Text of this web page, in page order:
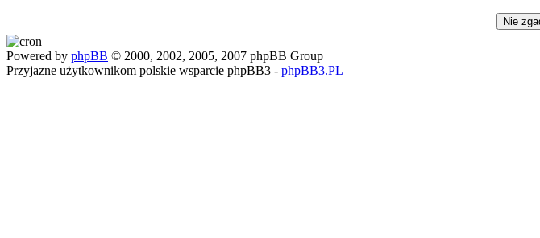
Powered by phpBB © 2000, 2002, 2005, 2007 phpBB Group
Przyjazne użytkownikom polskie wsparcie phpBB3 - phpBB3.PL